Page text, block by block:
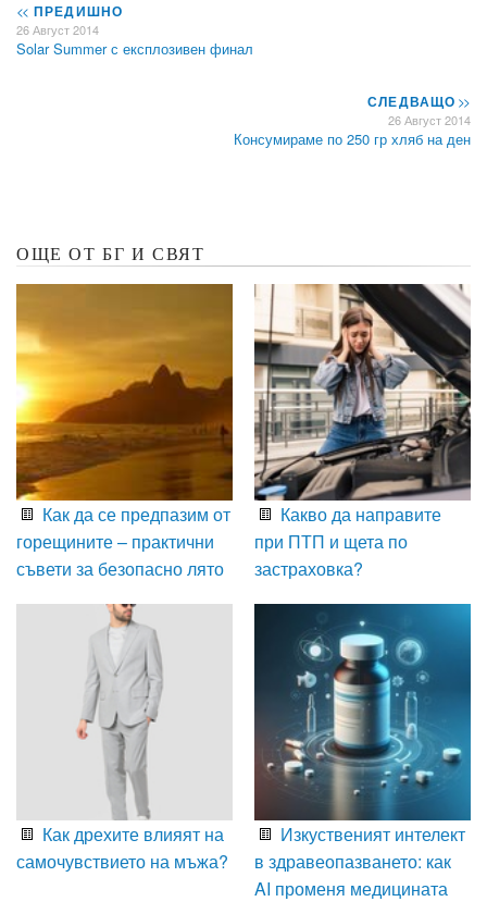
<< ПРЕДИШНО
26 Август 2014
Solar Summer с експлозивен финал
СЛЕДВАЩО>>
26 Август 2014
Консумираме по 250 гр хляб на ден
ОЩЕ ОТ БГ И СВЯТ
Как да се предпазим от
горещините – практични
съвети за безопасно лято
Какво да направите
при ПТП и щета по
застраховка?
Как дрехите влияят на
самочувствието на мъжа?
Изкуственият интелект
в здравеопазването: как
AI променя медицината